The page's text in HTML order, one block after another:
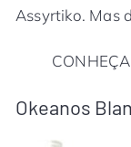
Assyrtiko. Mas
Okeanos